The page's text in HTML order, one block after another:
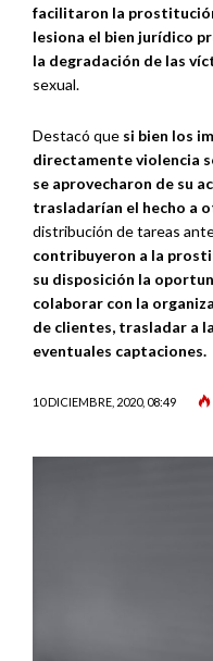
facilitaron la
lesiona el bien jurídico
la degradación de las
sexual.
Destacó que si bien los
directamente violencia
se aprovecharon de su
trasladarían el hecho a
distribución de tareas
contribuyeron a la
su disposición la
colaborar con la
de clientes, trasladar a
eventuales captaciones.
10 DICIEMBRE, 2020, 08:49